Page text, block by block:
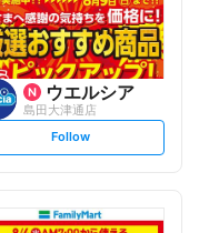
ウエルシア
島田大津通店
s
t
l
o
Follow